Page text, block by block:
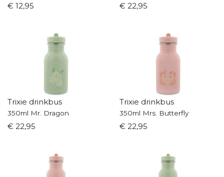
€ 12,95 € 22,95
Trixie drinkbus
350ml Mr. Dragon
€ 22,95
Trixie drinkbus
350ml Mrs. Butterfly
€ 22,95